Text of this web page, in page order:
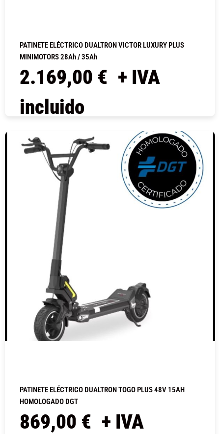
PATINETE ELÉCTRICO DUALTRON VICTOR LUXURY PLUS
MINIMOTORS 28Ah / 35Ah
2.169,00 € + IVA
incluido
PATINETE ELÉCTRICO DUALTRON TOGO PLUS 48V 15AH
HOMOLOGADO DGT
869,00 € + IVA